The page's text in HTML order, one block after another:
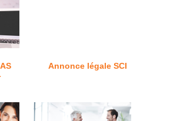
Annonce légale SCI